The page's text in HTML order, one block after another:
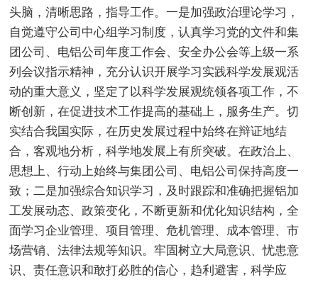
头脑，清晰思路，指导工作。一是加强政治理论学习，
自觉遵守公司中心组学习制度，认真学习党的文件和集
团公司、电铝公司年度工作会、安全办公会等上级一系
列会议指示精神，充分认识开展学习实践科学发展观活
动的重大意义，坚定了以科学发展观统领各项工作，不
断创新，在促进技术工作提高的基础上，服务生产。切
实结合我国实际，在历史发展过程中始终在辩证地结
合，客观地分析，科学地发展上有所突破。在政治上、
思想上、行动上始终与集团公司、电铝公司保持高度一
致；二是加强综合知识学习，及时跟踪和准确把握铝加
工发展动态、政策变化，不断更新和优化知识结构，全
面学习企业管理、项目管理、危机管理、成本管理、市
场营销、法律法规等知识。牢固树立大局意识、忧患意
识、责任意识和敢打必胜的信心，趋利避害，科学应